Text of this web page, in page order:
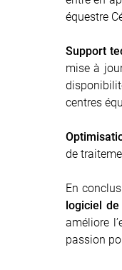
équestre
Support
mise à
centres
de
En
logiciel
améliore
passion